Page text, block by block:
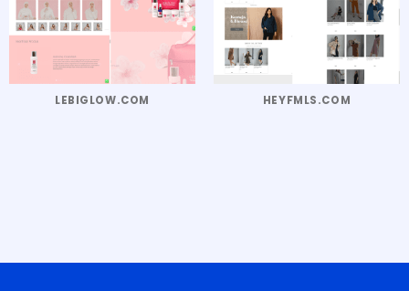
LEBIGLOW.COM HEYFMLS.COM